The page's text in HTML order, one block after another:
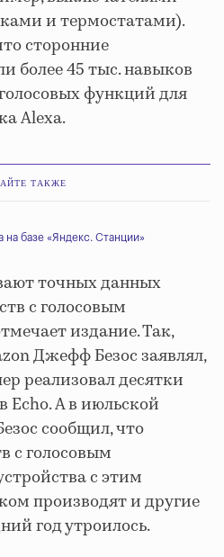
и термостатами).
сторонние
более 45 тыс. навыков
функций для
Alexa.
ТАКЖЕ
на базе «Яндекс. Станции»
точных данных
с голосовым
издание. Так,
Джефф Безос заявлял,
реализовал десятки
Echo. А в июльской
сообщил, что
с голосовым
с этим
производят и другие
год утроилось.